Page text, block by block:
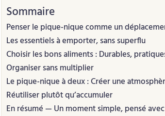
Sommaire
Penser le pique-nique comme un
Les essentiels à emporter, sans superflu
Choisir les bons aliments : Durables,
Organiser sans multiplier
Le pique-nique à deux : Créer une
Réutiliser plutôt qu’accumuler
En résumé — Un moment simple, pensé